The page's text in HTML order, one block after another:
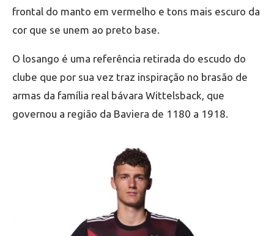
frontal do manto em vermelho e tons mais escuro da
cor que se unem ao preto base.
O losango é uma referência retirada do escudo do
clube que por sua vez traz inspiração no brasão de
armas da família real bávara Wittelsback, que
governou a região da Baviera de 1180 a 1918.